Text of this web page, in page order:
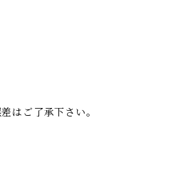
はご了承下さい。